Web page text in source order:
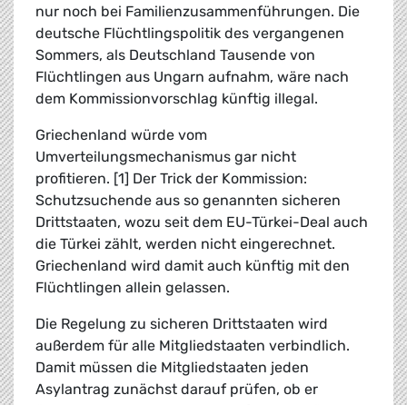
nur noch bei Familienzusammenführungen. Die
deutsche Flüchtlingspolitik des vergangenen
Sommers, als Deutschland Tausende von
Flüchtlingen aus Ungarn aufnahm, wäre nach
dem Kommissionvorschlag künftig illegal.
Griechenland würde vom
Umverteilungsmechanismus gar nicht
profitieren. [1] Der Trick der Kommission:
Schutzsuchende aus so genannten sicheren
Drittstaaten, wozu seit dem EU-Türkei-Deal auch
die Türkei zählt, werden nicht eingerechnet.
Griechenland wird damit auch künftig mit den
Flüchtlingen allein gelassen.
Die Regelung zu sicheren Drittstaaten wird
außerdem für alle Mitgliedstaaten verbindlich.
Damit müssen die Mitgliedstaaten jeden
Asylantrag zunächst darauf prüfen, ob er